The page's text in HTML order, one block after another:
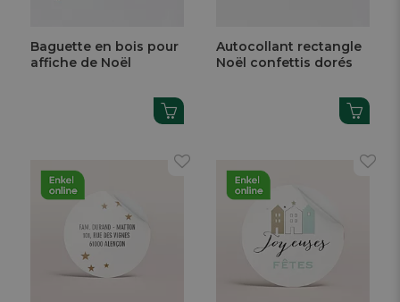
Baguette en bois pour
affiche de Noël
Autocollant rectangle
Noël confettis dorés